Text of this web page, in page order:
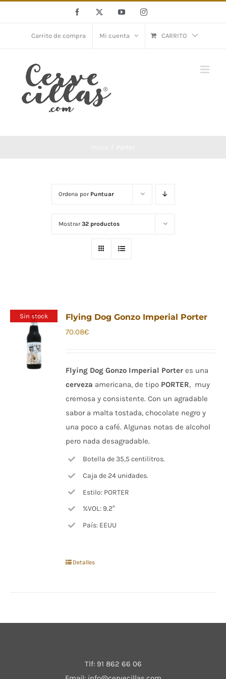
contenido
Facebook YouTubeInstagram
Carrito de compra Mi cuenta CARRITO
Ordena por Puntuar
Mostrar32 productos
Sin stock Flying Dog Gonzo Imperial Porter
70.08€
Flying Dog Gonzo Imperial Porter es una
cerveza americana, de tipo PORTER, muy
cremosa y consistente. Con un agradable
sabor a malta tostada, chocolate negro y
una poco a café. Algunas notas de alcohol
pero nada desagradable.
Botella de 35,5 centilitros.
Caja de 24 unidades.
Estilo: PORTER
%VOL: 9.2°
País: EEUU
Detalles
Tlf: 91 862 66 06